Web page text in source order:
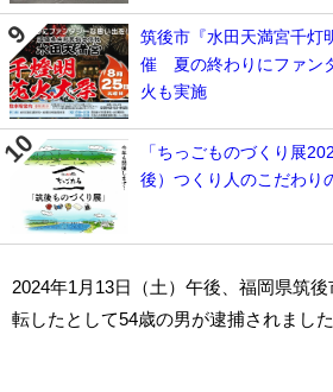
筑後市『水田天満宮千灯
催 夏の終わりにファン
火も実施
「ちっごものづくり展
後）つくり人のこだわり
2024年1月13日（土）午後、福岡県筑
転したとして54歳の男が逮捕されました